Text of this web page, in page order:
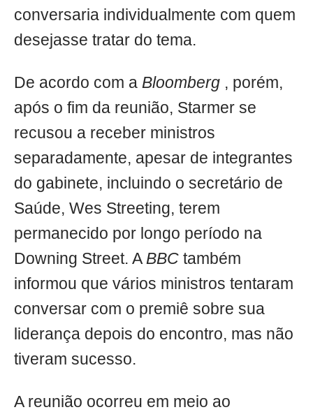
conversaria individualmente com quem
desejasse tratar do tema.
De acordo com a Bloomberg , porém,
após o fim da reunião, Starmer se
recusou a receber ministros
separadamente, apesar de integrantes
do gabinete, incluindo o secretário de
Saúde, Wes Streeting, terem
permanecido por longo período na
Downing Street. ABBC também
informou que vários ministros tentaram
conversar com o premiê sobre sua
liderança depois do encontro, mas não
tiveram sucesso.
A reunião ocorreu em meio ao